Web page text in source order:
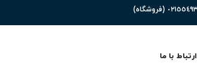
ارتباط با ما